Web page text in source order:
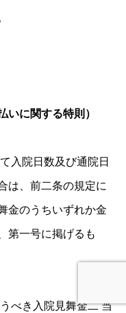
いに関する特則）
入院日数及び通院日
は、前二条の規定に
金のうちいずれか金
第一号に掲げるも
べき入院見舞金二 当